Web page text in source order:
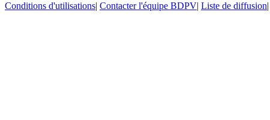
Conditions d'utilisations| Contacter l'équipe BDPV| Liste de diffusion|